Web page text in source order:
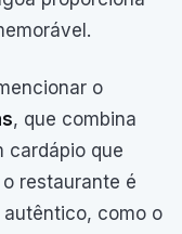
o
, que combina
cardápio que
restaurante é
autêntico, como o